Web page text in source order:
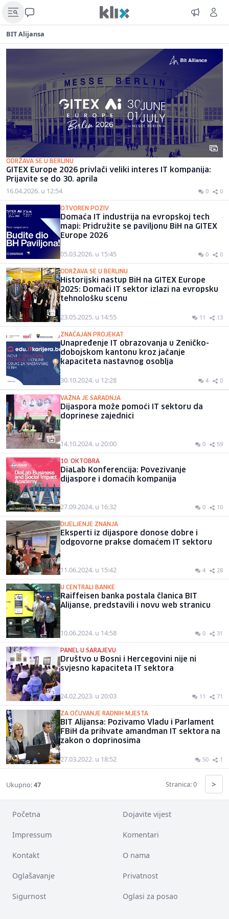
BIT Alijansa
ODRŽAVA SE U BERLINU
GITEX Europe 2026 privlači veliki interes IT kompanija:
Prijavite se do 30. aprila
16.04.2026. u 12:54 0 0
OTVOREN POZIV
Domaća IT industrija na evropskoj tech
mapi: Pridružite se paviljonu BiH na GITEX
Europe 2026
05.03.2026. u 15:45 0 0
ODRŽAVA SE U BERLINU
Historijski nastup BiH na GITEX Europe
2025: Domaći IT sektor izlazi na evropsku
tehnološku scenu
23.05.2025. u 14:55 11 13
ZNAČAJAN PROJEKAT
Unapređenje IT obrazovanja u Zeničko-
dobojskom kantonu kroz jačanje
kapaciteta nastavnog osoblja
30.10.2024. u 12:28 4 0
VAŽNA JE SARADNJA
Dijaspora može pomoći IT sektoru da
doprinese zajednici
14.10.2024. u 20:00 0 59
10. OKTOBRA
DiaLab Konferencija: Povezivanje
dijaspore i domaćih kompanija
27.09.2024. u 16:32 0 10
DIJELJENJE ZNANJA
Eksperti iz dijaspore donose dobre i
odgovorne prakse domaćem IT sektoru
11.06.2024. u 15:42 4 28
U CENTRALI BANKE
Raiffeisen banka postala članica BIT
Alijanse, predstavili i novu web stranicu
10.06.2024. u 14:58 0 31
PANEL U SARAJEVU
Društvo u Bosni i Hercegovini nije ni
svjesno kapaciteta IT sektora
24.02.2023. u 20:03 11 71
ZA OČUVANJE RADNIH MJESTA
BIT Alijansa: Pozivamo Vladu i Parlament
FBiH da prihvate amandman IT sektora na
zakon o doprinosima
27.03.2022. u 18:52 50 1
Ukupno:47 Stranica: 0 >
Početna Dojavite vijest
Impressum Komentari
Kontakt O nama
Oglašavanje Privatnost
Sigurnost Oglasi za posao